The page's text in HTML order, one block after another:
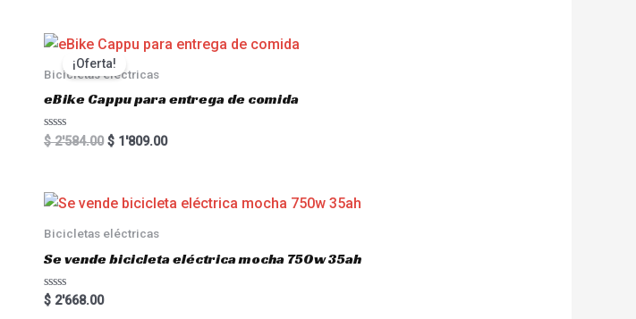
¡Oferta!
Bicicletas eléctricas
eBike Cappu para entrega de comida
R
a
0
o
t
f
5
$2'584.00 $ 1'809.00
Bicicletas eléctricas
Se vende bicicleta eléctrica mocha 750w 35ah
R
a
$ 2'668.00